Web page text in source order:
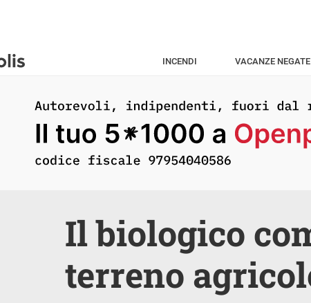
INCENDI VACANZE NEGATE
Il biologico
terreno